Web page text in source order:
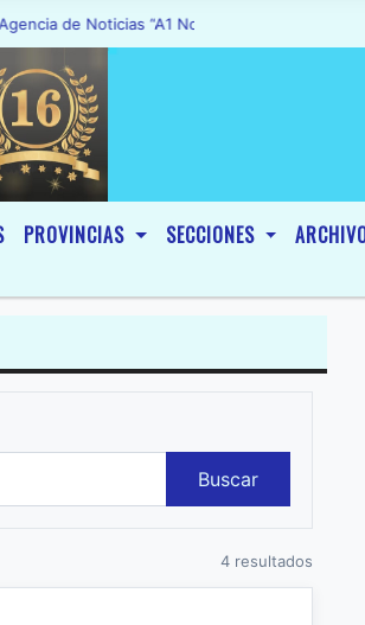
Noticias “A1 Noticias”, fue declarada de
PROVINCIAS SECCIONES
Buscar
4 resultados